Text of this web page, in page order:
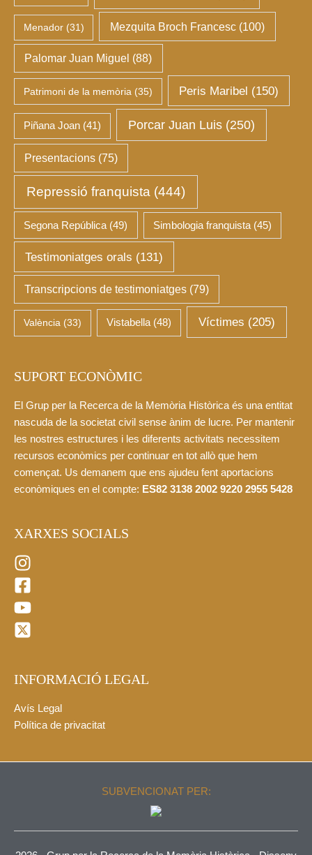
Menador(31) Mezquita Broch Francesc(100)
Palomar Juan Miguel (88)
Patrimoni de la memòria (35) Peris Maribel (150)
Piñana Joan (41) Porcar Juan Luis (250)
Presentacions (75)
Repressió franquista (444)
Segona República (49) Simbologia franquista (45)
Testimoniatges orals (131)
Transcripcions de testimoniatges (79)
València(33) Vistabella(48) Víctimes (205)
SUPORT ECONÒMIC
El Grup per la Recerca de la Memòria Històrica és una entitat
nascuda de la societat civil sense ànim de lucre. Per mantenir
les nostres estructures i les diferents activitats necessitem
recursos econòmics per continuar en tot allò que hem
començat. Us demanem que ens ajudeu fent aportacions
econòmiques en el compte: ES82 3138 2002 9220 2955 5428
XARXES SOCIALS
INFORMACIÓ LEGAL
Avís Legal
Política de privacitat
SUBVENCIONAT PER: